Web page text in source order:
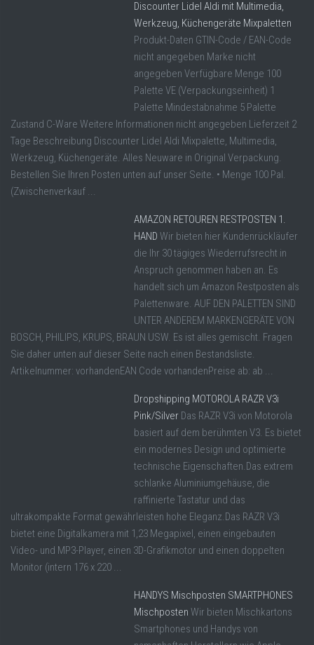
Discounter Lidel Aldi mit Multimedia,
Werkzeug, Küchengeräte Mixpaletten
Produkt-Daten GTIN-Code / EAN-Code
nicht angegeben Marke nicht
angegeben Verfügbare Menge 100
Palette VE (Verpackungseinheit) 1
Palette Mindestabnahme 5 Palette
Zustand C-Ware Weitere Informationen nicht angegeben Lieferzeit 2
Tage Beschreibung Discounter Lidel Aldi Mixpalette, Multimedia,
Werkzeug, Küchengeräte. Alles Neuware in Original Verpackung.
Bestellen Sie Ihren Posten unten auf unser Seite. • Menge 100 Pal.
(Zwischenverkauf ...
AMAZON RETOUREN RESTPOSTEN 1.
HAND Wir bieten hier Kundenrückläufer
die Ihr 30 tägiges Wiederrufsrecht in
Anspruch genommen haben an. Es
handelt sich um Amazon Restposten als
Palettenware. AUF DEN PALETTEN SIND
UNTER ANDEREM MARKENGERÄTE VON
BOSCH, PHILIPS, KRUPS, BRAUN USW. Es ist alles gemischt. Fragen
Sie daher unten auf dieser Seite nach einen Bestandsliste.
Artikelnummer: vorhandenEAN Code vorhandenPreise ab: ab ...
Dropshipping MOTOROLA RAZR V3i
Pink/Silver Das RAZR V3i von Motorola
basiert auf dem berühmten V3. Es bietet
ein modernes Design und optimierte
technische Eigenschaften.Das extrem
schlanke Aluminiumgehäuse, die
raffinierte Tastatur und das
ultrakompakte Format gewährleisten hohe Eleganz.Das RAZR V3i
bietet eine Digitalkamera mit 1,23 Megapixel, einen eingebauten
Video- und MP3-Player, einen 3D-Grafikmotor und einen doppelten
Monitor (intern 176 x 220 ...
HANDYS Mischposten SMARTPHONES
Mischposten Wir bieten Mischkartons
Smartphones und Handys von